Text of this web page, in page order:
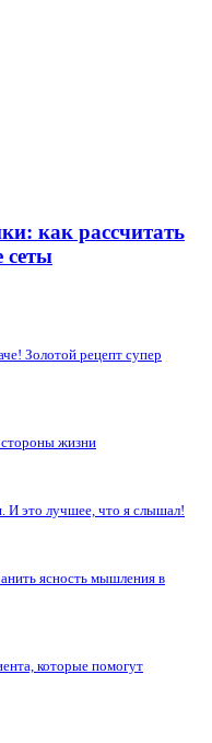
как рассчитать
сеты
Золотой рецепт супер
жизни
И это лучшее, что я слышал!
ясность мышления в
которые помогут